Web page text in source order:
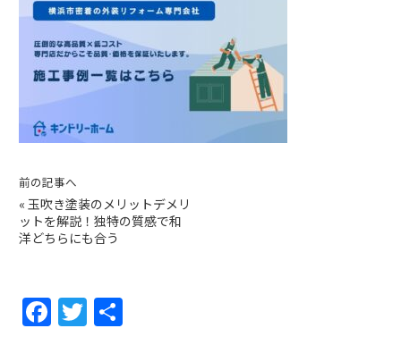
前の記事へ
« 玉吹き塗装のメリットデメリ
ットを解説！独特の質感で和
洋どちらにも合う
F
a
T
w